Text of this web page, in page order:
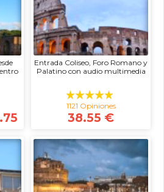
Entrada Coliseo, Foro Romano y
Palatino con audio multimedia
1121 Opiniones
38.55 €